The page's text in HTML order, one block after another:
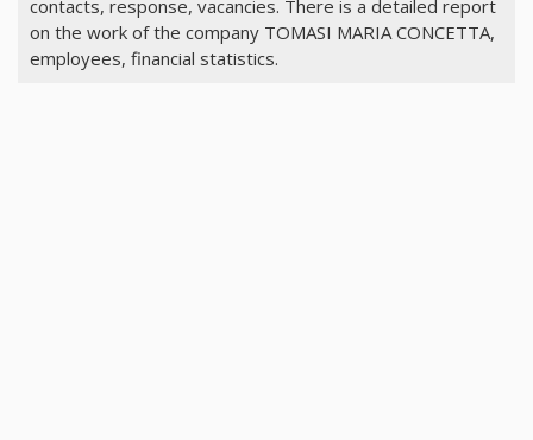
contacts, response, vacancies. There is a detailed report
on the work of the company TOMASI MARIA CONCETTA,
employees, financial statistics.